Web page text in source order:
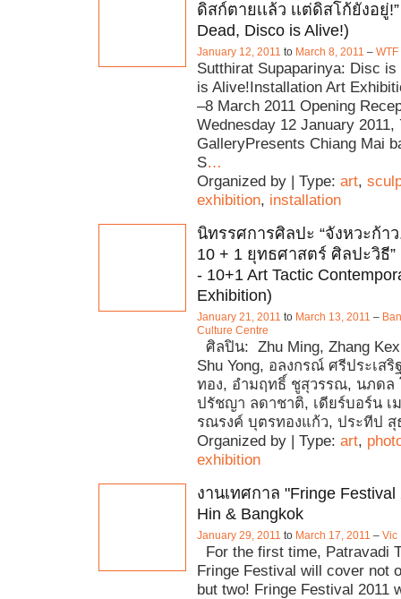
ดิสก์ตายเเล้ว เเต่ดิสโก้ยังอยู่
Dead, Disco is Alive!)
January 12, 2011 to March 8, 2011 –
Sutthirat Supaparinya: Disc
is Alive!Installation Art
–8 March 2011 Opening
Wednesday 12 January 2011,
GalleryPresents Chiang Mai
S…
Organized by | Type: art,
exhibition, installation
นิทรรศการศิลปะ “จังหวะก้า
10 + 1 ยุทธศาสตร์ ศิลปะวิธี”
- 10+1 Art Tactic
Exhibition)
January 21, 2011 to March 13, 2011 –
Culture Centre
ศิลปิน: Zhu Ming, Zhang
Shu Yong, อลงกรณ์​ ศรีประเส
ทอง, อำมฤทธิ์ ชูสุวรรณ, นภดล
ปรัชญา ลดาชาติ, เดียร์บอร์น
รณรงค์ บุตรทองแก้ว, ประทีป สุ
Organized by | Type: art,
exhibition
งานเทศกาล "Fringe Festival
Hin & Bangkok
January 29, 2011 to March 17, 2011 – Vic
For the first time, Patravadi
Fringe Festival will cover not
but two! Fringe Festival 2011